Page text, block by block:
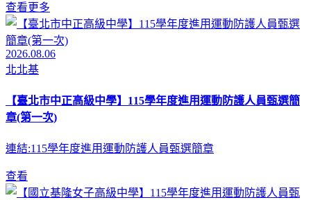
查看更多
2026.08.06
北北基
【臺北市中正高級中學】115學年度進用運動防護人員甄選簡
章(第一次)
連結:115學年度進用運動防護人員甄選簡章
查看